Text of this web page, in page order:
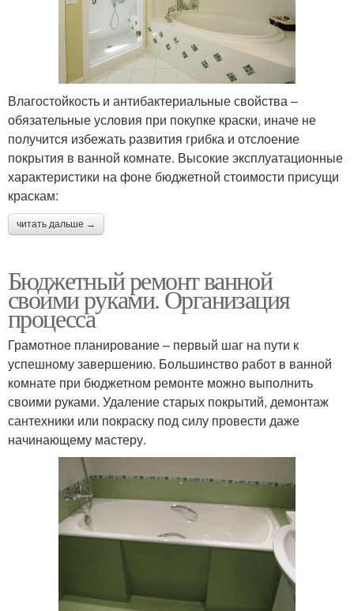
Влагостойкость и антибактериальные свойства –
обязательные условия при покупке краски, иначе не
получится избежать развития грибка и отслоение
покрытия в ванной комнате. Высокие эксплуатационные
характеристики на фоне бюджетной стоимости присущи
краскам:
читать дальше →
Бюджетный ремонт ванной
своими руками. Организация
процесса
Грамотное планирование – первый шаг на пути к
успешному завершению. Большинство работ в ванной
комнате при бюджетном ремонте можно выполнить
своими руками. Удаление старых покрытий, демонтаж
сантехники или покраску под силу провести даже
начинающему мастеру.